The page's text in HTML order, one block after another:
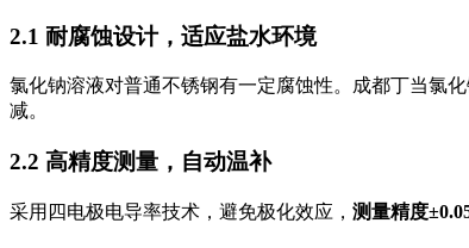
2.1 耐腐蚀设计，适应盐水环境
氯化钠溶液对普通不锈钢有一定腐蚀性。成都丁当氯
减。
2.2 高精度测量，自动温补
采用四电极电导率技术，避免极化效应， 测量精度